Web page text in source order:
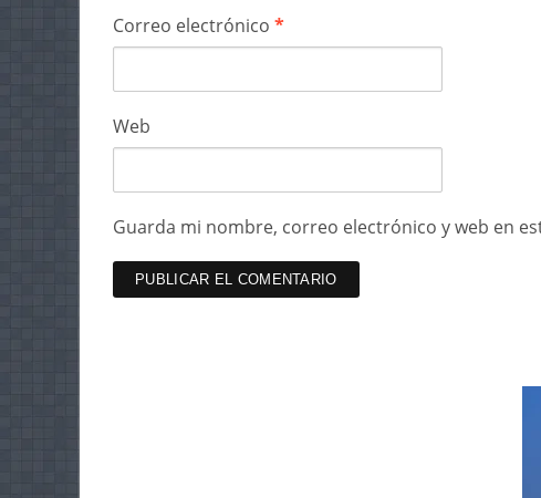
Correo electrónico *
Web
Guarda mi nombre, correo electrónico y web en